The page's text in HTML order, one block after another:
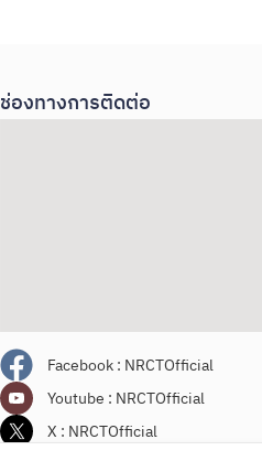
ช่องทางการติดต่อ
Facebook : NRCTOfficial
Youtube : NRCTOfficial
X : NRCTOfficial